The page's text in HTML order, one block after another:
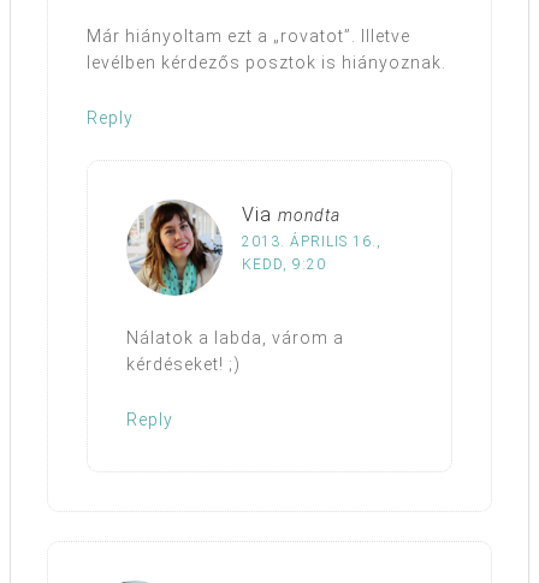
Már hiányoltam ezt a „rovatot”. Illetve
levélben kérdezős posztok is hiányoznak.
Reply
Via mondta
2013. ÁPRILIS 16.,
KEDD, 9:20
Nálatok a labda, várom a
kérdéseket! ;)
Reply